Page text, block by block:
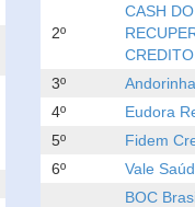
2º
CASH DO
CREDITO
3º Andorinha
4º
Eudora
5º
Fidem
6º
Vale
BOC